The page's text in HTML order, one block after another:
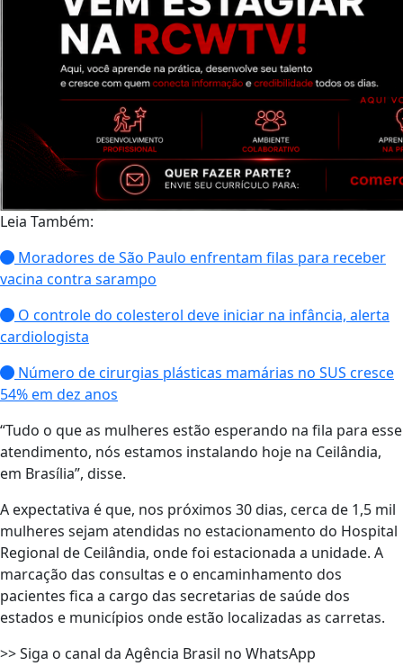
Leia Também:
Moradores de São Paulo enfrentam filas para receber
vacina contra sarampo
O controle do colesterol deve iniciar na infância, alerta
cardiologista
Número de cirurgias plásticas mamárias no SUS cresce
54% em dez anos
“Tudo o que as mulheres estão esperando na fila para esse
atendimento, nós estamos instalando hoje na Ceilândia,
em Brasília”, disse.
A expectativa é que, nos próximos 30 dias, cerca de 1,5 mil
mulheres sejam atendidas no estacionamento do Hospital
Regional de Ceilândia, onde foi estacionada a unidade. A
marcação das consultas e o encaminhamento dos
pacientes fica a cargo das secretarias de saúde dos
estados e municípios onde estão localizadas as carretas.
>> Siga o canal da Agência Brasil no WhatsApp